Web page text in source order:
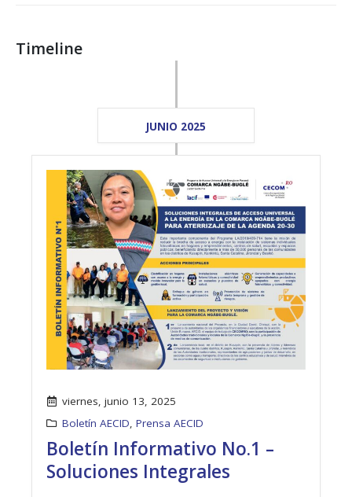
Timeline
JUNIO 2025
viernes, junio 13, 2025
Boletín AECID, Prensa AECID
Boletín Informativo No.1 –
Soluciones Integrales